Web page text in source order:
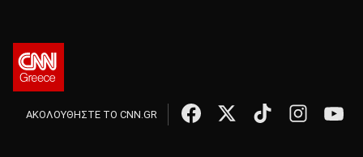
ΑΚΟΛΟΥΘΗΣΤΕ ΤΟ CNN.GR